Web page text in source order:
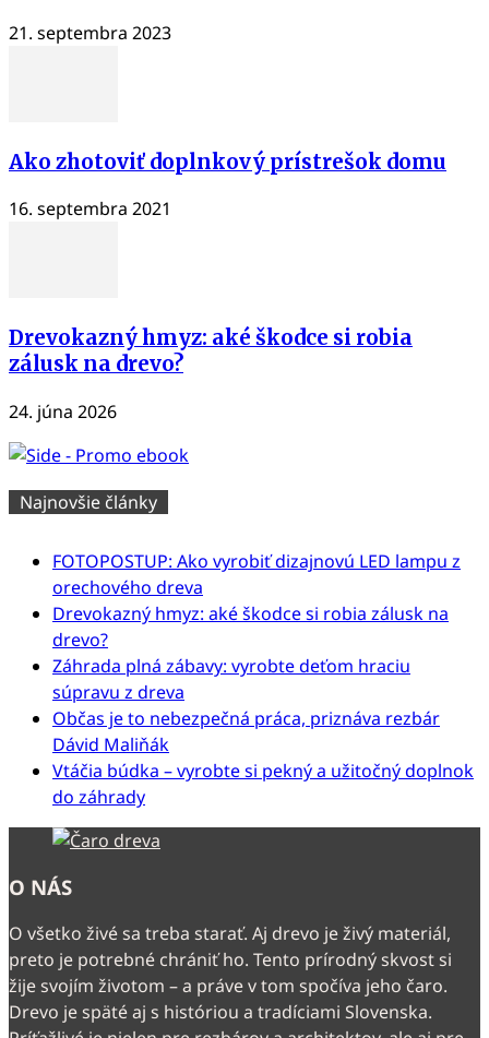
21. septembra 2023
Ako zhotoviť doplnkový prístrešok domu
16. septembra 2021
Drevokazný hmyz: aké škodce si robia
zálusk na drevo?
24. júna 2026
Najnovšie články
FOTOPOSTUP: Ako vyrobiť dizajnovú LED lampu z
orechového dreva
Drevokazný hmyz: aké škodce si robia zálusk na
drevo?
Záhrada plná zábavy: vyrobte deťom hraciu
súpravu z dreva
Občas je to nebezpečná práca, priznáva rezbár
Dávid Maliňák
Vtáčia búdka – vyrobte si pekný a užitočný doplnok
do záhrady
O NÁS
O všetko živé sa treba starať. Aj drevo je živý materiál,
preto je potrebné chrániť ho. Tento prírodný skvost si
žije svojím životom – a práve v tom spočíva jeho čaro.
Drevo je späté aj s históriou a tradíciami Slovenska.